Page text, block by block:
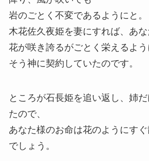
岩のごとく不変であるようにと。
木花佐久夜姫を妻にすれば、あ
花が咲き誇るがごとく栄えるよう
そう神に契約していたのです。
ところが石長姫を追い返し、姉
たので、
あなた様のお命は花のようにすぐ
でしょう。